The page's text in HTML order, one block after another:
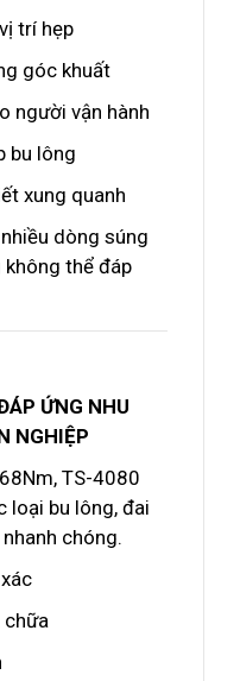
trí hẹp
góc khuất
người vận hành
bu lông
xung quanh
dòng súng
thể đáp
ỨNG NHU
NGHIỆP
TS-4080
loại bu lông, đai
chóng.
chữa